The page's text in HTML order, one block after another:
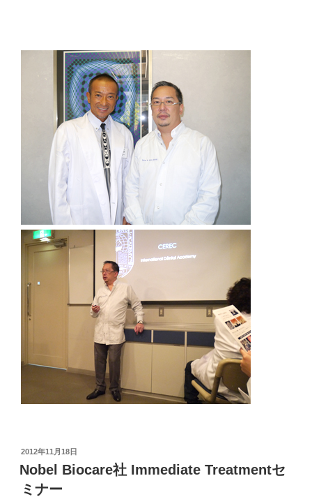
投
稿
日:
2012年11月18日
Nobel Biocare社 Immediate Treatmentセ
ミナー